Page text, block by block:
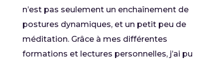
n’est pas seulement un enchaînement de
postures dynamiques, et un petit peu de
méditation. Grâce à mes différentes
formations et lectures personnelles, j’ai pu